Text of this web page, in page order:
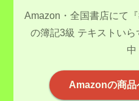
Amazon・全国書店にて
の簿記3級 テキストい
中
Amazonの商品